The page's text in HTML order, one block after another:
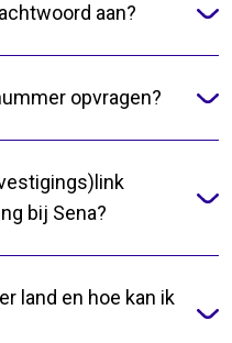
aan?
opvragen?
bij Sena?
land en hoe kan ik